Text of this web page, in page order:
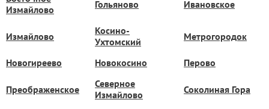
Измайлово
Гольяново Ивановское
Измайлово
Косино-
Ухтомский
Метрогородок
Новогиреево Новокосино Перово
Преображенское
Северное
Измайлово
Соколиная Гора